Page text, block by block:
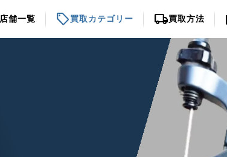
店舗一覧 sell買取カテゴリー local_shipping買取方法